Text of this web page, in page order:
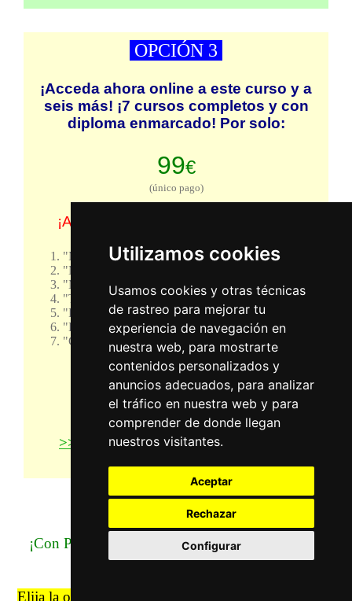
Utilizamos cookies
Usamos cookies y otras técnicas
de rastreo para mejorar tu
experiencia de navegación en
nuestra web, para mostrarte
contenidos personalizados y
anuncios adecuados, para analizar
el tráfico en nuestra web y para
comprender de donde llegan
nuestros visitantes.
Aceptar
Rechazar
Configurar
OPCIÓN 3
¡Acceda ahora online a este curso y a
seis más! ¡7 cursos completos y con
diploma enmarcado! Por solo:
99€
(único pago)
¡Acceso permanente para siempre!
"Máster de Tarot".
"Máster de Parapsicología".
"Máster de Esoterismo".
"Técnicas Mentales Secretas de los Tibetanos".
"Profesional de Astrología".
"Doctorado en Astrología".
"Curso Superior de Consulting Astrológico".
Tarjeta - PayPal - Link
>> A PLAZOS en 5 pagos de 19,80€
¡Con PayPal, el curso a domicilio lo puede pagar
en 3 meses sin intereses!
Elija la opción que prefiera, igualmente conseguirá el